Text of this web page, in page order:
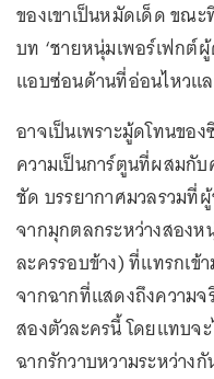
ของเขาเป็นหมัดเด็ด ขณ
บท ‘ชายหนุ่มเพอร์เฟกต์
แอบซ่อนด้านที่อ่อนไหวแล
อาจเป็นเพราะมู้ดโทนขอ
ความเป็นการ์ตูนที่ผสมกั
ชัด บรรยากาศมวลรวมที่
จากมุกตลกระหว่างสอง
ละครรอบข้าง) ที่แทรกเข้
จากฉากที่แสดงถึงความจ
สองตัวละครนี้ โดยแทบจ
ฉากรักวาบหวามระหว่าง